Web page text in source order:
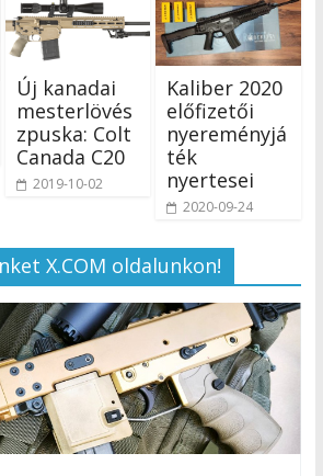
Új kanadai
mesterlövés
zpuska: Colt
Canada C20
2019-10-02
Kaliber 2020
előfizetői
nyereményjá
ték
nyertesei
2020-09-24
X.COM oldalunkon!